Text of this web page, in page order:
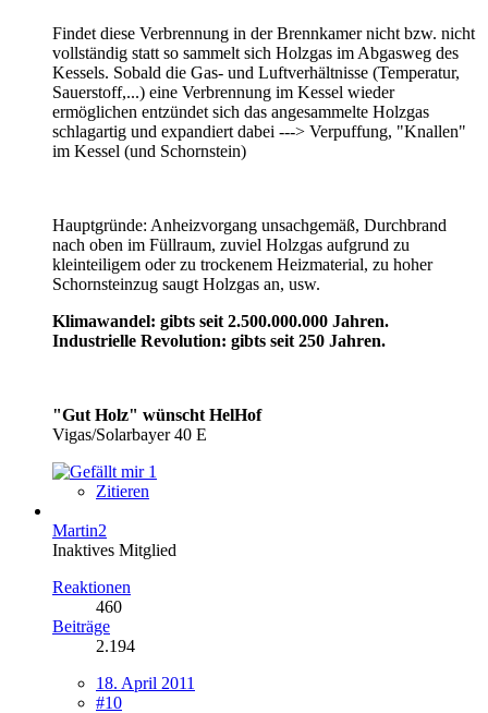
Findet diese Verbrennung in der Brennkamer nicht bzw. nicht
vollständig statt so sammelt sich Holzgas im Abgasweg des
Kessels. Sobald die Gas- und Luftverhältnisse (Temperatur,
Sauerstoff,...) eine Verbrennung im Kessel wieder
ermöglichen entzündet sich das angesammelte Holzgas
schlagartig und expandiert dabei ---> Verpuffung, "Knallen"
im Kessel (und Schornstein)
Hauptgründe: Anheizvorgang unsachgemäß, Durchbrand
nach oben im Füllraum, zuviel Holzgas aufgrund zu
kleinteiligem oder zu trockenem Heizmaterial, zu hoher
Schornsteinzug saugt Holzgas an, usw.
Klimawandel: gibts seit 2.500.000.000 Jahren.
Industrielle Revolution: gibts seit 250 Jahren.
"Gut Holz" wünscht HelHof
Vigas/Solarbayer 40 E
1
Zitieren
Martin2
Inaktives Mitglied
Reaktionen
460
Beiträge
2.194
18. April 2011
#10